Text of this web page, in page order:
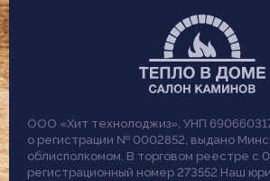
ООО «Хит технолоджиз», УНП
о регистрации № 0002852, выдано
облисполкомом. В торговом реестре с
регистрационный номер 273552 Наш